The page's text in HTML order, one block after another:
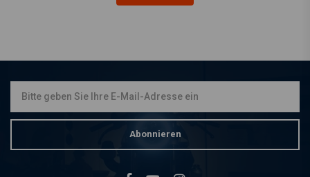
€66,24
Abonnieren